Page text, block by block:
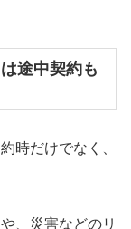
途中契約も
時だけでなく、
、災害などのリ